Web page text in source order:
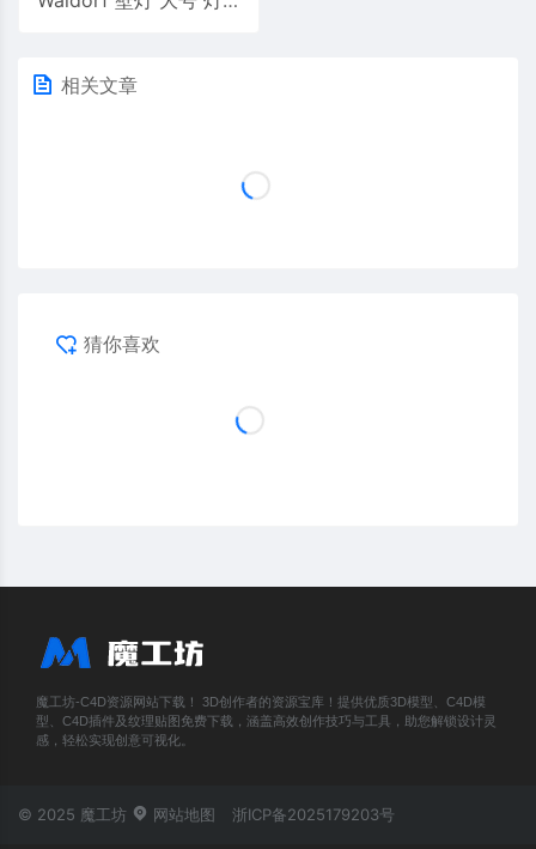
相关文章
猜你喜欢
魔工坊-C4D资源网站下载！ 3D创作者的资源宝库！提供优质3D模型、C4D模
型、C4D插件及纹理贴图免费下载，涵盖高效创作技巧与工具，助您解锁设计灵
感，轻松实现创意可视化。
© 2025 魔工坊 网站地图 浙ICP备2025179203号